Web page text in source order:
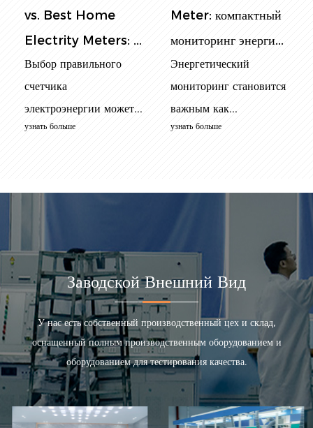
Meter: компактный
мониторинг энерги...
Энергетический
мониторинг становится
важным как...
узнать больше
мощности:
окончательное
руководс...
В современном
энергетическом мире
мониторинг ис...
Заводской Внешний Вид
У нас есть собственный производственный цех и склад,
оснащенный полным производственным оборудованием и
оборудованием для тестирования качества.